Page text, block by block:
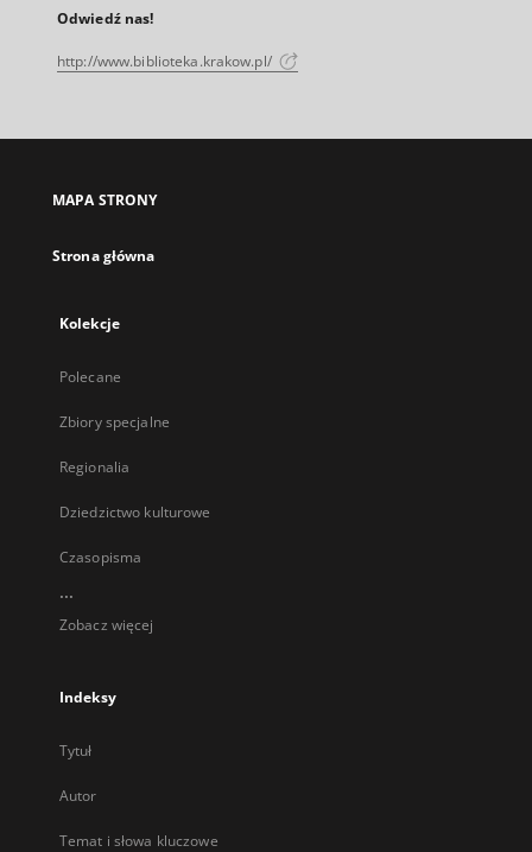
Odwiedź nas!
http://www.biblioteka.krakow.pl/
MAPA STRONY
Strona główna
Kolekcje
Polecane
Zbiory specjalne
Regionalia
Dziedzictwo kulturowe
Czasopisma
...
Zobacz więcej
Indeksy
Tytuł
Autor
Temat i słowa kluczowe